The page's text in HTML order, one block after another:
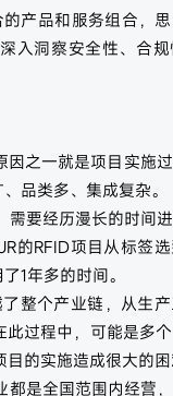
产品和服务组合，
入洞察安全性、合
因之一就是项目实施
品类多、集成复杂。
需要经历漫长的时间
的RFID项目从标签
1年多的时间。
整个产业链，从生
过程中，可能是多
目的实施造成很大的
都是全国范围内经营